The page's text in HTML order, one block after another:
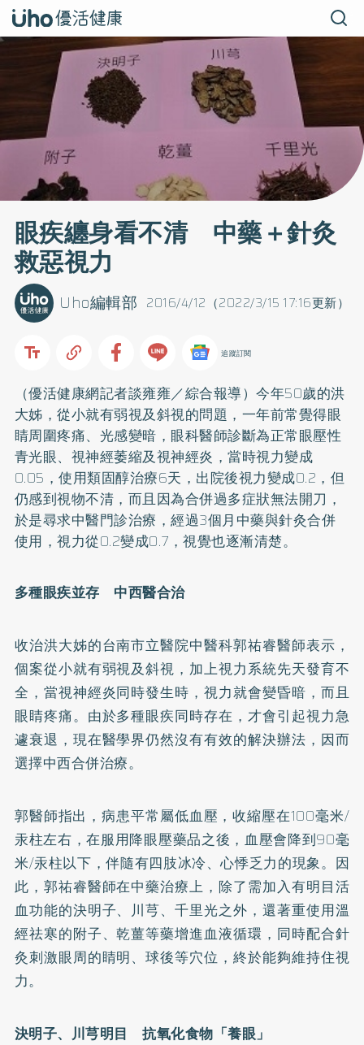
眼疾纏身看不清 中藥＋針灸
救惡視力
2016/4/12（2022/3/15 17:16更新）
Uho編輯部
追蹤訂閱
（優活健康網記者談雍雍／綜合報導）今年50歲的洪
大姊，從小就有弱視及斜視的問題，一年前常覺得眼
睛周圍疼痛、光感變暗，眼科醫師診斷為正常眼壓性
青光眼、視神經萎縮及視神經炎，當時視力變成
0.05，使用類固醇治療6天，出院後視力變成0.2，但
仍感到視物不清，而且因為合併過多症狀無法開刀，
於是尋求中醫門診治療，經過3個月中藥與針灸合併
使用，視力從0.2變成0.7，視覺也逐漸清楚。
多種眼疾並存 中西醫合治
收治洪大姊的台南市立醫院中醫科郭祐睿醫師表示，
個案從小就有弱視及斜視，加上視力系統先天發育不
全，當視神經炎同時發生時，視力就會變昏暗，而且
眼睛疼痛。由於多種眼疾同時存在，才會引起視力急
遽衰退，現在醫學界仍然沒有有效的解決辦法，因而
選擇中西合併治療。
郭醫師指出，病患平常屬低血壓，收縮壓在100毫米/
汞柱左右，在服用降眼壓藥品之後，血壓會降到90毫
米/汞柱以下，伴隨有四肢冰冷、心悸乏力的現象。因
此，郭祐睿醫師在中藥治療上，除了需加入有明目活
血功能的決明子、川芎、千里光之外，還著重使用溫
經祛寒的附子、乾薑等藥增進血液循環，同時配合針
灸刺激眼周的睛明、球後等穴位，終於能夠維持住視
力。
決明子、川芎明目 抗氧化食物「養眼」